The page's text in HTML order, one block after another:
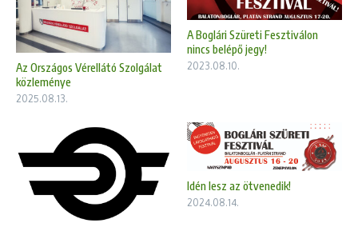
Az Országos Vérellátó Szolgálat
közleménye
2025.08.13.
A Boglári Szüreti Fesztiválon
nincs belépő jegy!
2023.08.10.
Idén lesz az ötvenedik!
2024.08.14.